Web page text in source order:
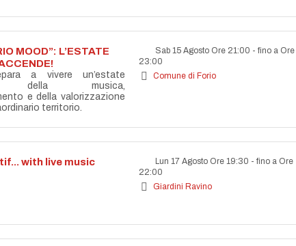
MOOD”: L’ESTATE
a vivere un’estate
della musica,
e della valorizzazione
territorio.
Sab 15 Agosto Ore 21:00 - fino a Ore
23:00
Comune di Forio
with live music Lun 17 Agosto Ore 19:30 - fino a Ore
22:00
Giardini Ravino